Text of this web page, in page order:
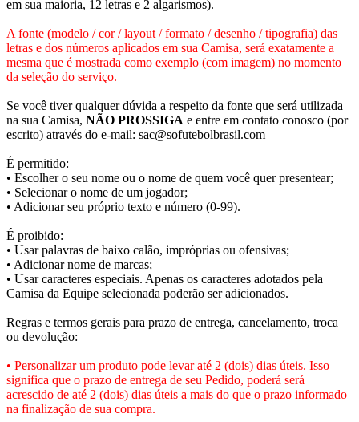
em sua maioria, 12 letras e 2 algarismos).
A fonte (modelo / cor / layout / formato / desenho / tipografia) das
letras e dos números aplicados em sua Camisa, será exatamente a
mesma que é mostrada como exemplo (com imagem) no momento
da seleção do serviço.
Se você tiver qualquer dúvida a respeito da fonte que será utilizada
na sua Camisa, NÃO PROSSIGA e entre em contato conosco (por
escrito) através do e-mail: sac@sofutebolbrasil.com
É permitido:
• Escolher o seu nome ou o nome de quem você quer presentear;
• Selecionar o nome de um jogador;
• Adicionar seu próprio texto e número (0-99).
É proibido:
• Usar palavras de baixo calão, impróprias ou ofensivas;
• Adicionar nome de marcas;
• Usar caracteres especiais. Apenas os caracteres adotados pela
Camisa da Equipe selecionada poderão ser adicionados.
Regras e termos gerais para prazo de entrega, cancelamento, troca
ou devolução:
• Personalizar um produto pode levar até 2 (dois) dias úteis. Isso
significa que o prazo de entrega de seu Pedido, poderá será
acrescido de até 2 (dois) dias úteis a mais do que o prazo informado
na finalização de sua compra.